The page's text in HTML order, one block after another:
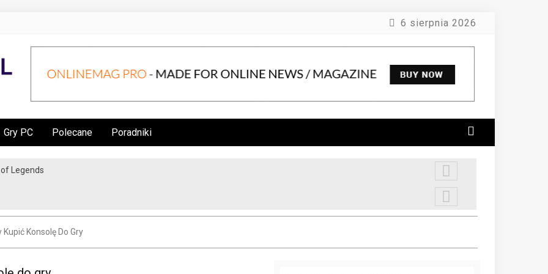
6 sierpnia 2026
Gry PC Polecane Poradniki
Legends
internetowego, czyli testy obciążeniowe w praktyce
Konsolę Do Gry